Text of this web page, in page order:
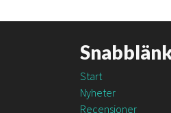
Start
Nyheter
Recensioner